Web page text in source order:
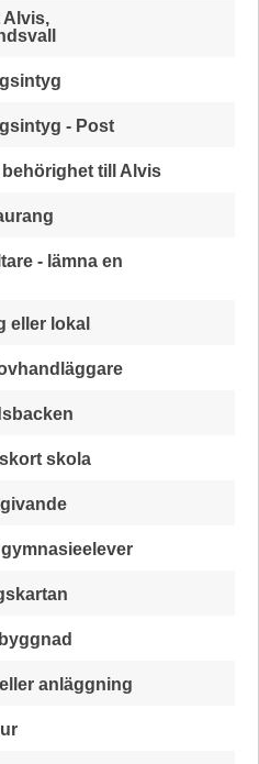
Alvis,
- Post
till Alvis
- lämna en
eller lokal
skola
anläggning